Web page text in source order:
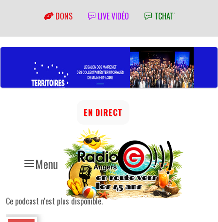
DONS LIVE VIDÉO TCHAT'
Menu
EN DIRECT
Ce podcast n'est plus disponible.